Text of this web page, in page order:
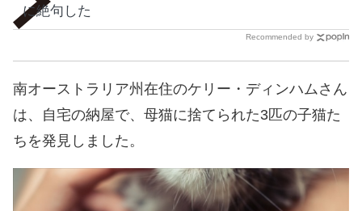
に絶句した
Recommended by
南オーストラリア州在住のケリー・ディンハムさん
は、自宅の納屋で、母猫に捨てられた3匹の子猫た
ちを発見しました。